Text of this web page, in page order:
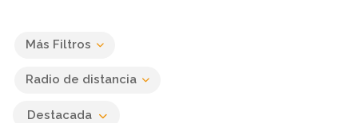
Más Filtros
Radio de distancia
Destacada